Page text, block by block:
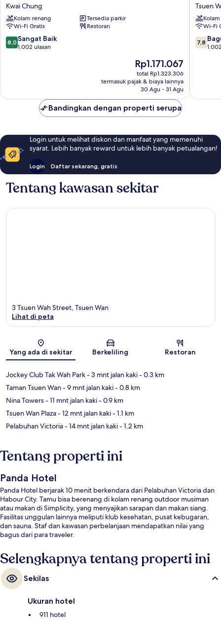
Wan,
Hong
Kong
Kwai
Chung
Kwai Chung
Kolam renang
Tersedia parkir
Wi-Fi Gratis
Restoran
8.0
dari
8,0 Sangat Baik
1.002 ulasan
Harga
sekarang
Rp1.171.067
Rp1.171.067
total Rp1.323.306
termasuk pajak & biaya lainnya
30 Agu - 31 Agu
Tsuen
Wan
West
Tsuen
Wan
Tsuen
Wi-Fi
7.8
dari
7,8
Bandingkan dengan properti serupa
Login untuk melihat diskon dan manfaat yang memenuhi
syarat. Lebih banyak reward untuk lebih banyak petualangan!
Login Daftar sekarang, gratis
Tentang kawasan sekitar
Peta
3 Tsuen Wah Street, Tsuen Wan
Lihat di peta
Yang ada di sekitar Berkeliling Restoran
Jockey Club Tak Wah Park- 3 mnt jalan kaki- 0.3 km
Taman Tsuen Wan- 9 mnt jalan kaki- 0.8 km
Nina Towers- 11 mnt jalan kaki- 0.9 km
Tsuen Wan Plaza- 12 mnt jalan kaki- 1.1 km
Pelabuhan Victoria- 14 mnt jalan kaki- 1.2 km
Tentang properti ini
Panda Hotel
Panda Hotel berjarak 10 menit berkendara dari Pelabuhan Victoria dan
Habour City. Tamu bisa berenang di kolam renang outdoor musiman
atau makan di Simplicity, yang menyajikan sarapan dan makan siang.
Fasilitas unggulan lainnya meliputi klub kesehatan, pusat kebugaran,
dan sauna. Staf dan kawasan perbelanjaan mendapatkan nilai yang
bagus dari para traveler.
Selengkapnya tentang properti ini
Sekilas
Ukuran hotel
911 hotel